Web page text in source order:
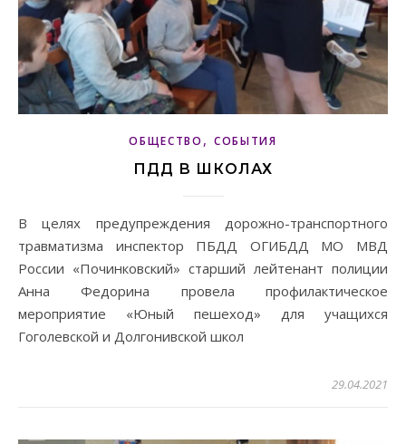
ОБЩЕСТВО , СОБЫТИЯ
ПДД В ШКОЛАХ
В целях предупреждения дорожно-транспортного
травматизма инспектор ПБДД ОГИБДД МО МВД
России «Починковский» старший лейтенант полиции
Анна Федорина провела профилактическое
мероприятие «Юный пешеход» для учащихся
Гоголевской и Долгонивской школ
29.04.2021